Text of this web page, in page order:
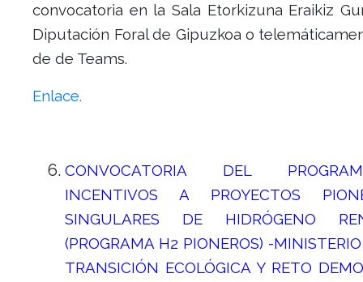
convocatoria en la Sala Etorkizuna Eraikiz
Diputación Foral de Gipuzkoa o
de de Teams.
Enlace.
CONVOCATORIA DEL
INCENTIVOS A PROYECTOS
SINGULARES DE HIDRÓGENO
(PROGRAMA H2 PIONEROS) -
TRANSICIÓN ECOLÓGICA Y RETO